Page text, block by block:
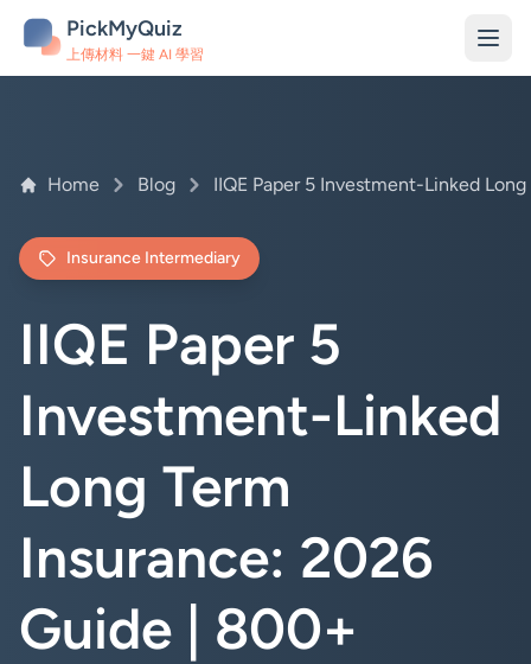
PickMyQuiz
上傳材料 一鍵 AI 學習
Home Blog
Insurance Intermediary
IIQE Paper 5
Investment-Linked
Long Term
Insurance: 2026
Guide | 800+